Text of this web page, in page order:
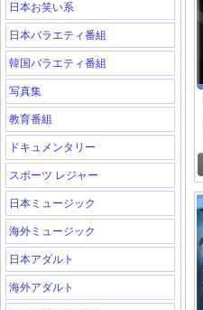
日本お笑い系
日本バラエティ番組
韓国バラエティ番組
写真集
教育番組
ドキュメンタリー
スポーツ レジャー
日本ミュージック
海外ミュージック
日本アダルト
海外アダルト